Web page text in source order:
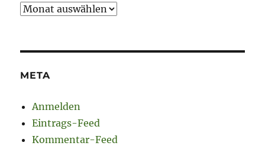
Archiv
META
Anmelden
Eintrags-Feed
Kommentar-Feed